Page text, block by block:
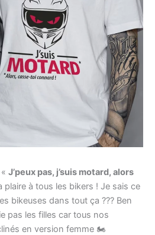
J’peux pas, j’suis motard, alors
plaire à tous les bikers ! Je sais ce
bikeuses dans tout ça ??? Ben
pas les filles car tous nos
en version femme 🏍️